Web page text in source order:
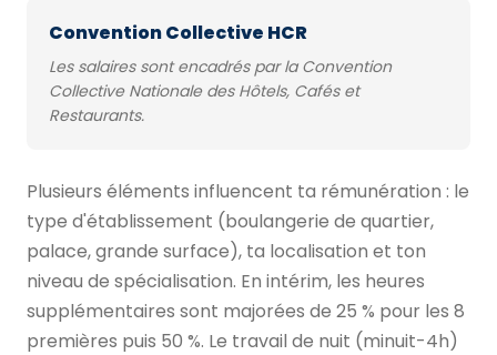
Convention Collective HCR
Les salaires sont encadrés par la Convention
Collective Nationale des Hôtels, Cafés et
Restaurants.
Plusieurs éléments influencent ta rémunération : le
type d'établissement (boulangerie de quartier,
palace, grande surface), ta localisation et ton
niveau de spécialisation. En intérim, les heures
supplémentaires sont majorées de 25 % pour les 8
premières puis 50 %. Le travail de nuit (minuit-4h)